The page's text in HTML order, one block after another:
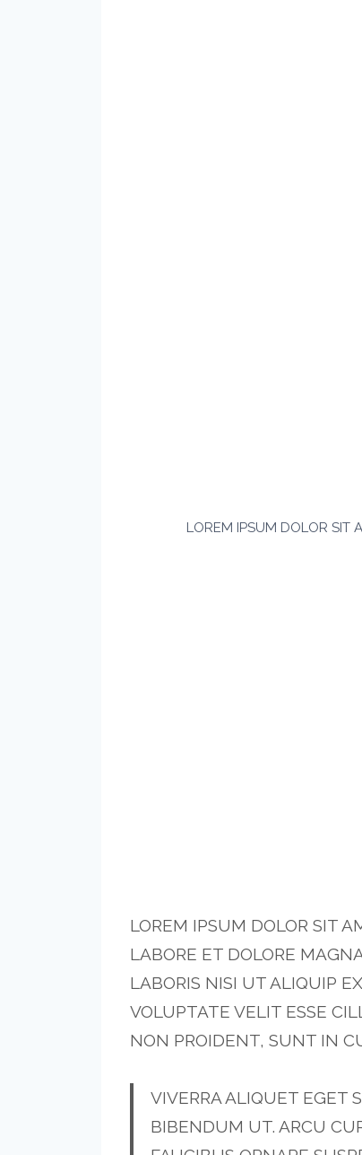
LOREM IPSUM DOLOR SIT
LOREM IPSUM DOLOR SIT
LABORE ET DOLORE
LABORIS NISI UT ALIQUIP
VOLUPTATE VELIT ESSE
NON PROIDENT, SUNT IN
VIVERRA ALIQUET EGET
BIBENDUM UT. ARCU